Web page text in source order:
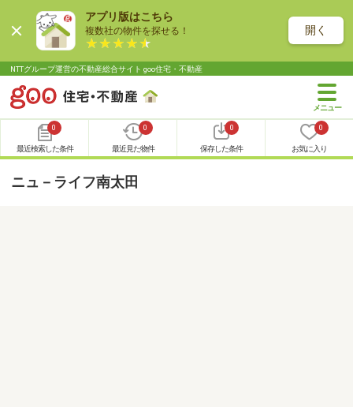
アプリ版はこちら
複数社の物件を探せる！ 開く
NTTグループ運営の不動産総合サイト goo住宅・不動産
0
最近検索した条件
0
最近見た物件
0
保存した条件
0
お気に入り
ニュ－ライフ南太田